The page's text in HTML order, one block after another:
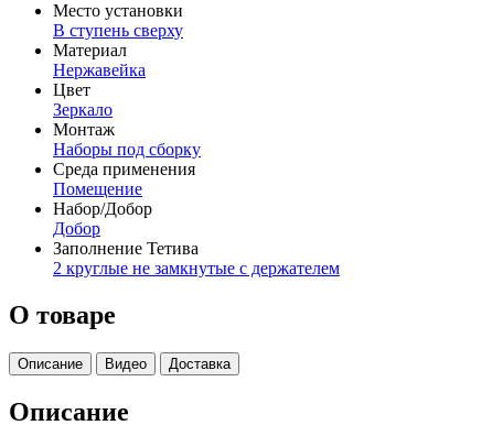
Место установки
В ступень сверху
Материал
Нержавейка
Цвет
Зеркало
Монтаж
Наборы под сборку
Среда применения
Помещение
Набор/Добор
Добор
Заполнение Тетива
2 круглые не замкнутые с держателем
О товаре
Описание Видео Доставка
Описание